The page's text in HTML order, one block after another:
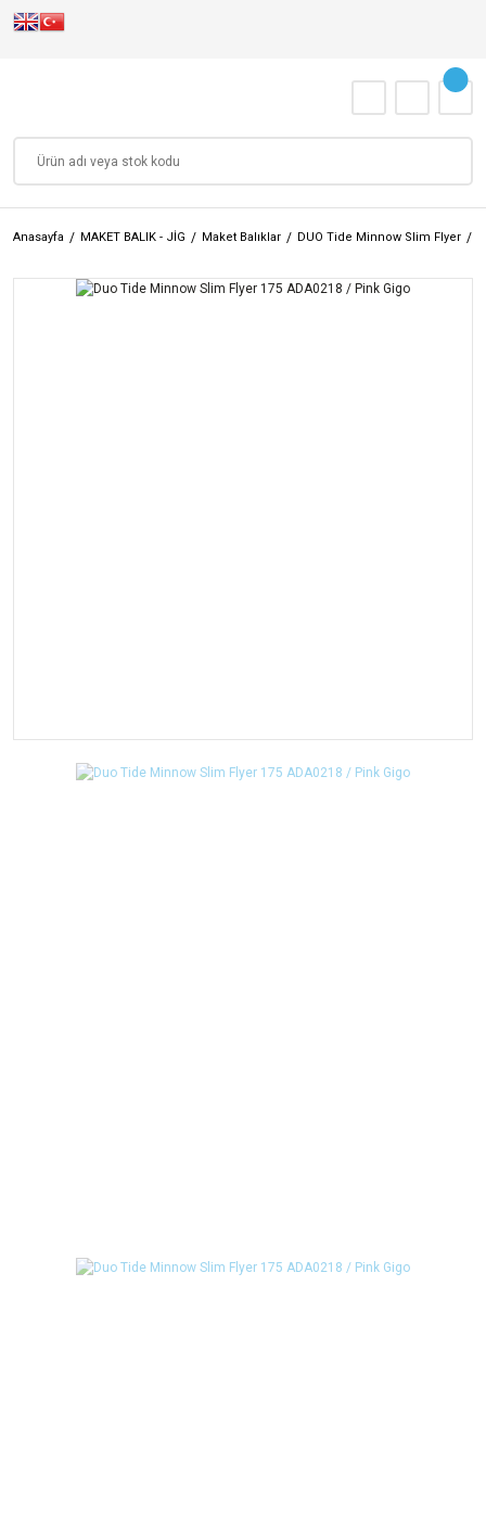
Anasayfa MAKET BALIK - JİG Maket Balıklar DUO Tide Minnow Slim Flyer